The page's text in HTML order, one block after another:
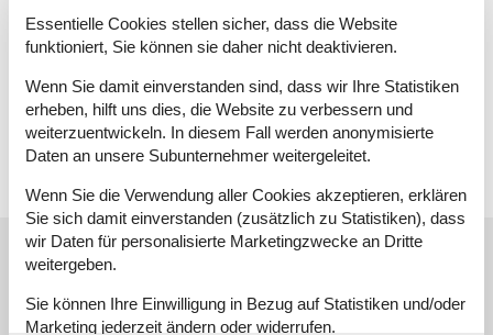
Ferienhaus - 6 Personen - Ydroussa Samos - Ydroussa Samos - 83200 - Samos
Objekt Nr.:137-GSM102
6 Personen
Kundenservice
(+49) 040 8740 6723
Essentielle Cookies stellen sicher, dass die Website
funktioniert, Sie können sie daher nicht deaktivieren.
Wenn Sie damit einverstanden sind, dass wir Ihre Statistiken
erheben, hilft uns dies, die Website zu verbessern und
weiterzuentwickeln. In diesem Fall werden anonymisierte
Daten an unsere Subunternehmer weitergeleitet.
Wenn Sie die Verwendung aller Cookies akzeptieren, erklären
Sie sich damit einverstanden (zusätzlich zu Statistiken), dass
wir Daten für personalisierte Marketingzwecke an Dritte
weitergeben.
Sie können Ihre Einwilligung in Bezug auf Statistiken und/oder
Marketing jederzeit ändern oder widerrufen.